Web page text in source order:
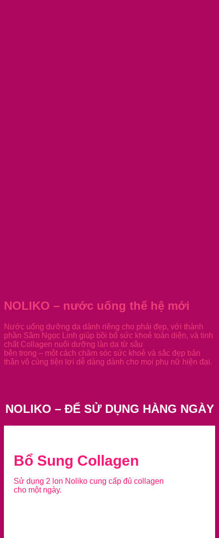
NOLIKO – nước uống thế hệ mới
Nước uống dưỡng da dành riêng cho phái đẹp, với thành
phần Sâm Ngọc Linh giúp bồi bổ sức khoẻ toàn diện, và tinh
chất Collagen nuôi dưỡng làn da từ sâu
bên trong – một cách chăm sóc sức khoẻ và sắc đẹp bản
thân vô cùng tiện lợi dễ dàng dành cho mọi phụ nữ hiện đại.
NOLIKO – ĐỂ SỬ DỤNG HÀNG NGÀY
Bổ Sung Collagen
Sử dụng 2 lon Noliko cung cấp đủ collagen
cho một ngày.